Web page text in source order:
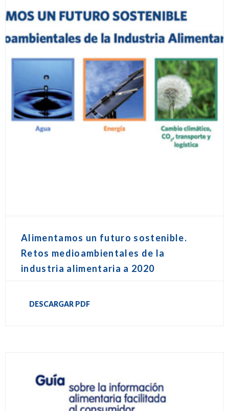
Alimentamos un futuro sostenible.
Retos medioambientales de la
industria alimentaria a 2020
DESCARGAR PDF